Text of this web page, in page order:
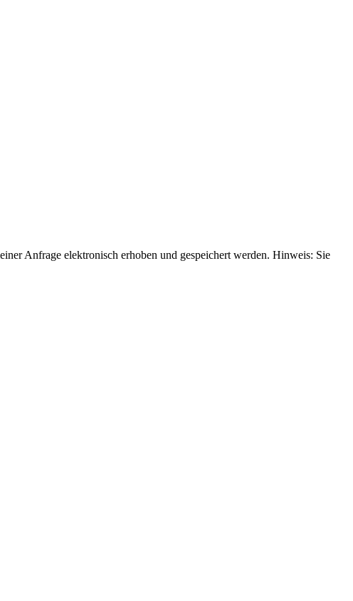
Anfrage elektronisch erhoben und gespeichert werden. Hinweis: Sie